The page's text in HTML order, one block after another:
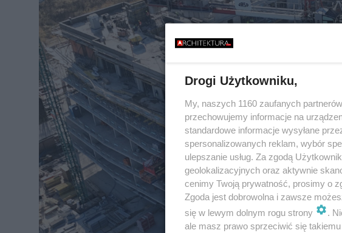
Drogi Użytkowniku,
My, naszych 1160 zaufanych
przechowujemy informacje na
standardowe informacje wysyłane
spersonalizowanych reklam, wybór
ulepszanie usług. Za zgodą
geolokalizacyjnych oraz aktywnie
cenimy Twoją prywatność, prosimy o
Zgoda jest dobrowolna i zawsze
się w lewym dolnym rogu strony
.
ale masz prawo sprzeciwić się